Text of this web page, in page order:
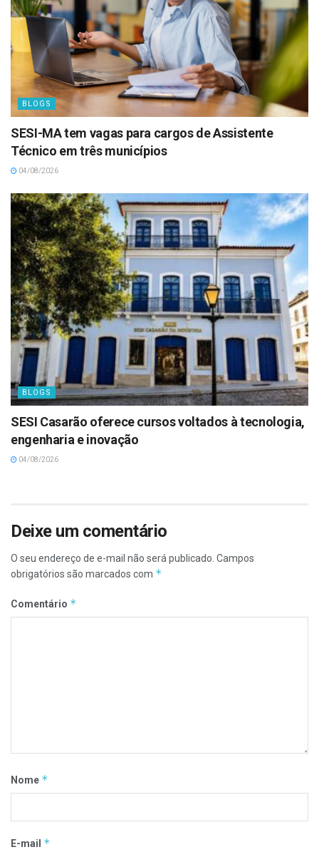
BLOGS
SESI-MA tem vagas para cargos de Assistente
Técnico em três municípios
04/08/2026
BLOGS
SESI Casarão oferece cursos voltados à tecnologia,
engenharia e inovação
04/08/2026
Deixe um comentário
O seu endereço de e-mail não será publicado. Campos
obrigatórios são marcados com *
Comentário *
Nome *
E-mail *